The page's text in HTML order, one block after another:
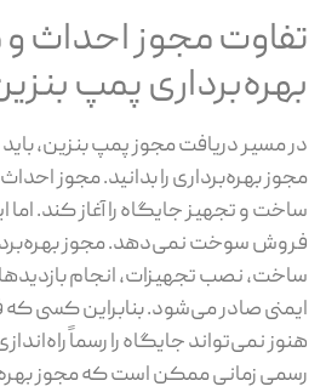
مجوز احداث و
پمپ بنزین
مسیر دریافت مجوز پمپ بنزین، باید
بهره‌برداری را بدانید. مجوز احداث
و تجهیز جایگاه را آغاز کند. اما این
سوخت نمی‌دهد. مجوز بهره‌برداری
نصب تجهیزات، انجام بازدیدهای
صادر می‌شود. بنابراین کسی که
نمی‌تواند جایگاه را رسماً
زمانی ممکن است که مجوز